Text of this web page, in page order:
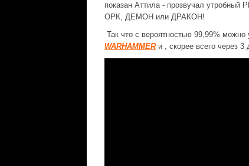
показан Аттила - прозвучал
ОРК, ДЕМОН или ДРАКОН!
Так что с вероятностью 99,99%
WARHAMMERи , скорее всего через 3